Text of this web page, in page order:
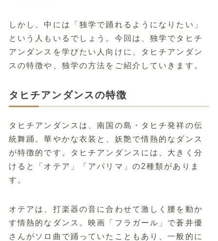
しかし、中には「独学で踊れるようになりたい」
という人もいるでしょう。今回は、独学でタヒチ
アンダンスを学びたい人向けに、タヒチアンダン
スの特徴や、独学の方法をご紹介していきます。
タヒチアンダンスの特徴
タヒチアンダンスは、南国の島・タヒチ発祥の伝
統舞踊。華やかな衣装と、妖艶で情熱的なダンス
が特徴的です。タヒチアンダンスには、大きく分
けると「オテア」「アパリマ」の2種類がありま
す。
オテアは、打楽器の音に合わせて激しく腰を動か
す情熱的なダンス。映画「フラガール」で蒼井優
さんがソロ曲で踊っていたこともあり、一般的に